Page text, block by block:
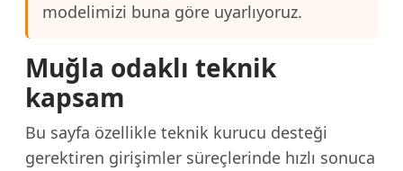
modelimizi buna göre uyarlıyoruz.
Muğla odaklı teknik
kapsam
Bu sayfa özellikle teknik kurucu desteği
gerektiren girişimler süreçlerinde hızlı sonuca